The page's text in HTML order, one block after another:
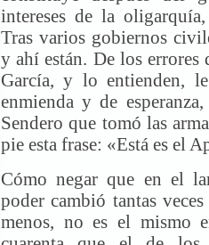
intereses de la
Tras varios gobiernos
y ahí están. De los
García, y lo entienden,
enmienda y de
Sendero que tomó las
pie esta frase: «Está es el
Cómo negar que en el
poder cambió tantas
menos, no es el mismo